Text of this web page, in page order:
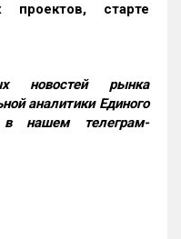
старте
новостей рынка
аналитики Единого
нашем телеграм-